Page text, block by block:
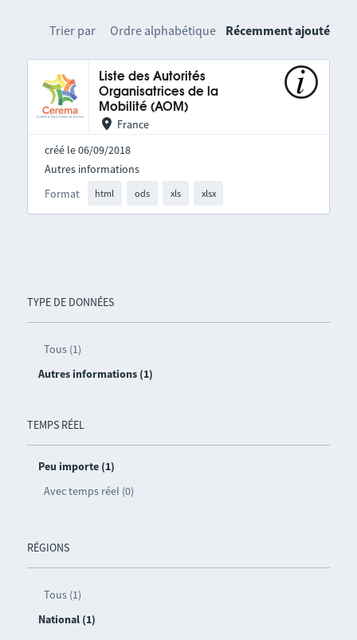
TYPE DE DONNÉES
Tous (1)
Autres informations (1)
TEMPS RÉEL
Peu importe (1)
Avec temps réel (0)
RÉGIONS
Tous (1)
National (1)
Trier par Ordre alphabétique Récemment ajouté
Liste des Autorités
Organisatrices de la
Mobilité (AOM)
France
créé le 06/09/2018
Format html ods xls xlsx
Autres informations